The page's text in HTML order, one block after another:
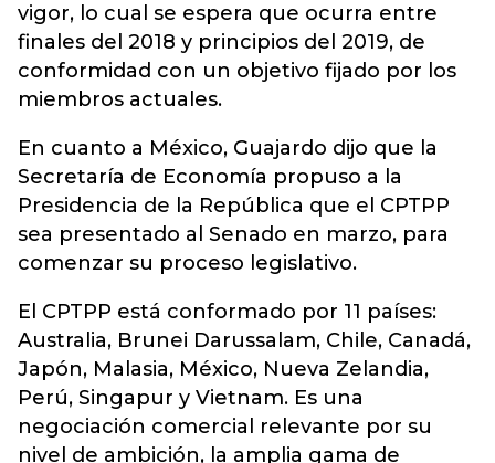
vigor, lo cual se espera que ocurra entre
finales del 2018 y principios del 2019, de
conformidad con un objetivo fijado por los
miembros actuales.
En cuanto a México, Guajardo dijo que la
Secretaría de Economía propuso a la
Presidencia de la República que el CPTPP
sea presentado al Senado en marzo, para
comenzar su proceso legislativo.
El CPTPP está conformado por 11 países:
Australia, Brunei Darussalam, Chile, Canadá,
Japón, Malasia, México, Nueva Zelandia,
Perú, Singapur y Vietnam. Es una
negociación comercial relevante por su
nivel de ambición, la amplia gama de